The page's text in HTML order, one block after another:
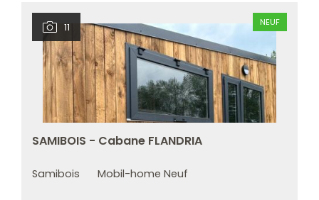
11 NEUF
SAMIBOIS - Cabane FLANDRIA
Samibois Mobil-home Neuf